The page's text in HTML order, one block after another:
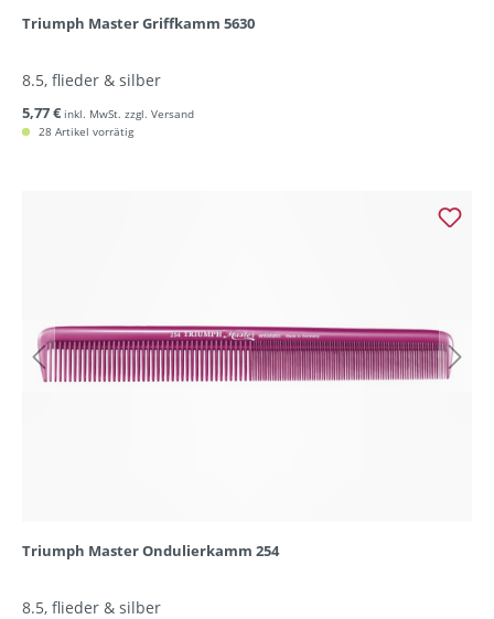
Triumph Master Griffkamm 5630
8.5, flieder & silber
5,77 € inkl. MwSt. zzgl. Versand
28 Artikel vorrätig
Triumph Master Ondulierkamm 254
8.5, flieder & silber